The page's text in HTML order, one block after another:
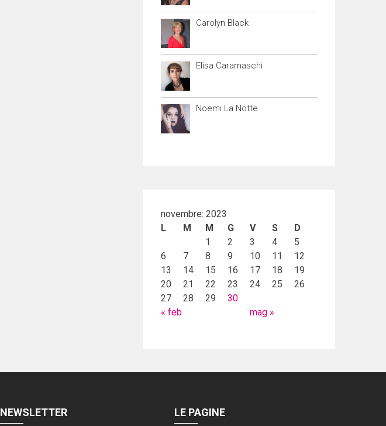
Carolyn Black
Elisa Caramaschi
Noemi La Notte
novembre: 2023
L
M M G V S D
« feb mag »
1 2 3 4
5
6
7 8 9 10 11
12
13
14 15 16 17 18
19
20
21 22 23 24 25
26
27
28 29 30
NEWSLETTER LE PAGINE